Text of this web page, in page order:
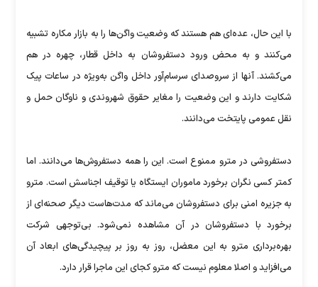
با این حال، عده‌ای هم هستند که وضعیت واگن‌ها را به بازار مکاره تشبیه
می‌کنند و به محض ورود دستفروشان به داخل قطار، چهره در هم
می‌کشند. آنها از سروصدای سرسام‌آور داخل واگن به‌ویژه در ساعات پیک
شکایت دارند و این وضعیت را مغایر حقوق شهروندی و ناوگان حمل و
نقل عمومی پایتخت می‌دانند.
دستفروشی در مترو ممنوع است. این را همه دستفروش‌ها می‌دانند. اما
کمتر کسی نگران برخورد ماموران ایستگاه یا توقیف اجناسش است. مترو
به جزیره امنی برای دستفروشان می‌ماند که مدت‌هاست دیگر صحنه‌ای از
برخورد با دستفروشان در آن مشاهده نمی‌شود. بی‌توجهی شرکت
بهره‌برداری مترو به این معضل، روز به روز بر پیچیدگی‌های ابعاد آن
می‌افزاید و اصلا معلوم نیست که مترو کجای این ماجرا قرار دارد.